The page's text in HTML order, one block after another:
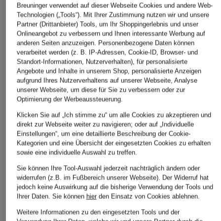
HERNO
Daunenjacke im
Materialmix
620 €
+Aktionsrabatt
No.1 Como
Steppjacke FORTE
134,99 €
Ursprünglich:189,99 €
FUCHS SCHMITT
Steppjacke WIEN
259,99 €
Weitere Kategorien
Breuninger verwendet auf dieser Webseite Cookies und andere Web-
Technologien („Tools“). Mit Ihrer Zustimmung nutzen wir und unsere
Partner (Drittanbieter) Tools, um Ihr Shoppingerlebnis und unser
Onlineangebot zu verbessern und Ihnen interessante Werbung auf
anderen Seiten anzuzeigen. Personenbezogene Daten können
verarbeitet werden (z. B. IP-Adressen, Cookie-ID, Browser- und
Standort-Informationen, Nutzerverhalten), für personalisierte
Angebote und Inhalte in unserem Shop, personalisierte Anzeigen
aufgrund Ihres Nutzerverhaltens auf unserer Webseite, Analyse
unserer Webseite, um diese für Sie zu verbessern oder zur
Optimierung der Werbeaussteuerung.
Klicken Sie auf „Ich stimme zu“ um alle Cookies zu akzeptieren und
direkt zur Webseite weiter zu navigieren; oder auf „Individuelle
Einstellungen“, um eine detaillierte Beschreibung der Cookie-
Kategorien und eine Übersicht der eingesetzten Cookies zu erhalten
sowie eine individuelle Auswahl zu treffen.
Sie können Ihre Tool-Auswahl jederzeit nachträglich ändern oder
widerrufen (z.B. im Fußbereich unserer Webseite). Der Widerruf hat
jedoch keine Auswirkung auf die bisherige Verwendung der Tools und
Ihrer Daten. Sie können hierden Einsatz von Cookies ablehnen.
Weitere Informationen zu den eingesetzten Tools und der